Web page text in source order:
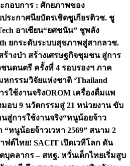
ะกอบการ : ศักยภาพของ
ระกาศนียบัตรเชิดชูเกียรติวช. ชู
อาเซียน“ยศชนัน” ชูพลัง
ยกระดับระบบสุขภาพสู่สากลวช.
ร้างป่า สร้างเศรษฐกิจชุมชน สู่การ
นดนตรี ครั้งที่ 4 รอบรองฯ ภาค
หกรรมวิจัยแห่งชาติ ‘Thailand
รใช้งานจริงOROM เครื่องดื่มแพ
อบ 9 นวัตกรรมสู่ 21 หน่วยงาน ขับ
สู่การใช้งานจริง“หนูน้อยจ้าว
หนูน้อยจ้าวเวหา 2569” สนาม 2
ต์ไทย! SACIT เปิดเวทีโลก ดัน
บุคลากร – สพฐ. หวั่นเด็กไทยเริ่มสูบ